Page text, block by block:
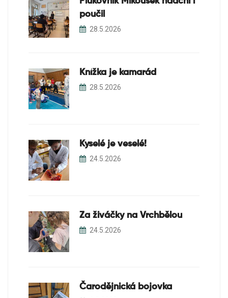
poučil
28.5.2026
Knížka je kamarád
28.5.2026
Kyselé je veselé!
24.5.2026
Za živáčky na Vrchbělou
24.5.2026
Čarodějnická bojovka